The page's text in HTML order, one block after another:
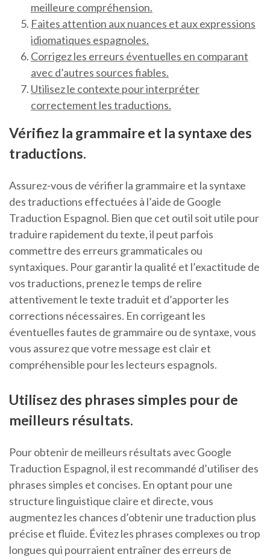
meilleure compréhension.
Faites attention aux nuances et aux expressions
idiomatiques espagnoles.
Corrigez les erreurs éventuelles en comparant
avec d’autres sources fiables.
Utilisez le contexte pour interpréter
correctement les traductions.
Vérifiez la grammaire et la syntaxe des
traductions.
Assurez-vous de vérifier la grammaire et la syntaxe
des traductions effectuées à l’aide de Google
Traduction Espagnol. Bien que cet outil soit utile pour
traduire rapidement du texte, il peut parfois
commettre des erreurs grammaticales ou
syntaxiques. Pour garantir la qualité et l’exactitude de
vos traductions, prenez le temps de relire
attentivement le texte traduit et d’apporter les
corrections nécessaires. En corrigeant les
éventuelles fautes de grammaire ou de syntaxe, vous
vous assurez que votre message est clair et
compréhensible pour les lecteurs espagnols.
Utilisez des phrases simples pour de
meilleurs résultats.
Pour obtenir de meilleurs résultats avec Google
Traduction Espagnol, il est recommandé d’utiliser des
phrases simples et concises. En optant pour une
structure linguistique claire et directe, vous
augmentez les chances d’obtenir une traduction plus
précise et fluide. Évitez les phrases complexes ou trop
longues qui pourraient entraîner des erreurs de